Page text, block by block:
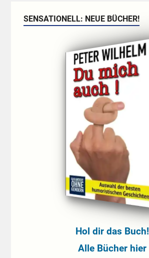
SENSATIONELL: NEUE BÜCHER!
Hol dir das Buch!
Alle Bücher hier